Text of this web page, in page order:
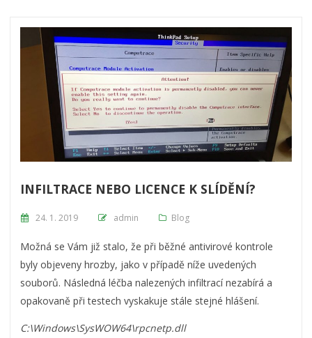
INFILTRACE NEBO LICENCE K SLÍDĚNÍ?
Posted on
24. 1. 2019 admin Blog
Možná se Vám již stalo, že při běžné antivirové kontrole
byly objeveny hrozby, jako v případě níže uvedených
souborů. Následná léčba nalezených infiltrací nezabírá a
opakovaně při testech vyskakuje stále stejné hlášení.
C:\Windows\SysWOW64\rpcnetp.dll